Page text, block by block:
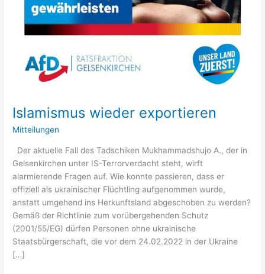
Islamismus wieder exportieren
Mitteilungen
Der aktuelle Fall des Tadschiken Mukhammadshujo A., der in
Gelsenkirchen unter IS-Terrorverdacht steht, wirft
alarmierende Fragen auf. Wie konnte passieren, dass er
offiziell als ukrainischer Flüchtling aufgenommen wurde,
anstatt umgehend ins Herkunftsland abgeschoben zu werden?
Gemäß der Richtlinie zum vorübergehenden Schutz
(2001/55/EG) dürfen Personen ohne ukrainische
Staatsbürgerschaft, die vor dem 24.02.2022 in der Ukraine
[…]